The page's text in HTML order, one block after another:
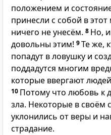
положением и
принесли с собой в
ничего не унесём. 8 Но,
довольны этим! 9Те же,
попадут в ловушку и
поддадутся многим
которые ввергают
10 Потому что любовь к
зла. Некоторые в своём
уклонились от веры и
страдание.